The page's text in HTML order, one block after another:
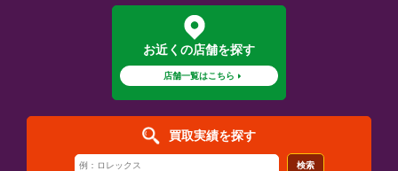
お近くの店舗を探す
店舗一覧はこちら
買取実績を探す
検索